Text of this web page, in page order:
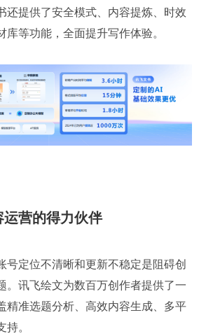
还提供了安全模式、内容提炼、时效
等功能，全面提升写作体验。
营的得力伙伴
号定位不清晰和更新不稳定是阻碍创
。讯飞绘文为数百万创作者提供了一
精准选题分析、高效内容生成、多平
。